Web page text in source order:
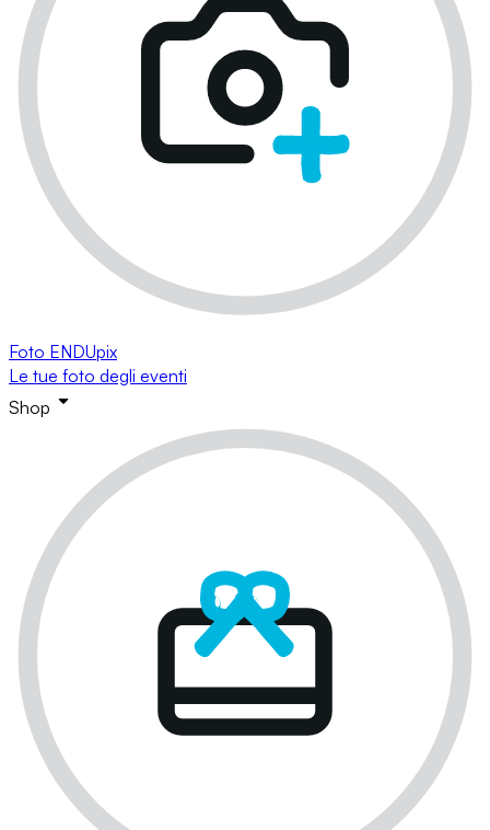
Foto ENDUpix
Le tue foto degli eventi
Shop